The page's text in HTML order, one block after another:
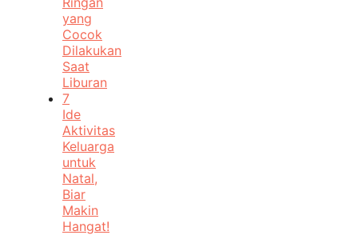
yang
Cocok
Dilakukan
Saat
Liburan
7
Ide
Aktivitas
Keluarga
untuk
Natal,
Biar
Makin
Hangat!